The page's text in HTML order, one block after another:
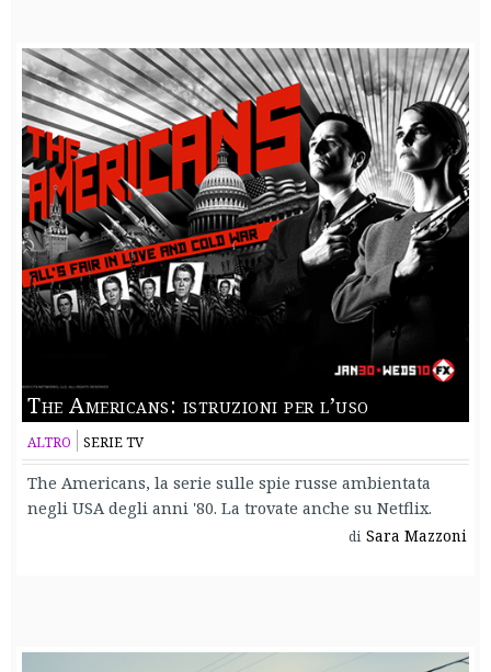
The Americans: istruzioni per l’uso
ALTRO SERIE TV
The Americans, la serie sulle spie russe ambientata
negli USA degli anni '80. La trovate anche su Netflix.
di Sara Mazzoni